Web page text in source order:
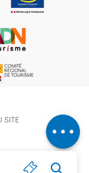
Ouvertures
SITE